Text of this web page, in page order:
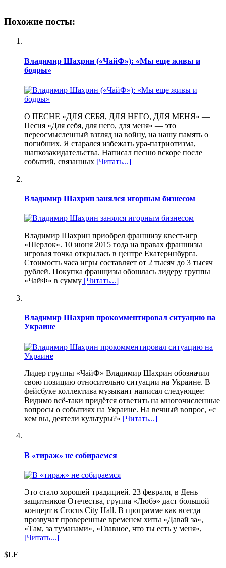
Похожие посты:
Владимир Шахрин («ЧайФ»): «Мы еще живы и
бодры»
О ПЕСНЕ «ДЛЯ СЕБЯ, ДЛЯ НЕГО, ДЛЯ МЕНЯ» —
Песня «Для себя, для него, для меня» — это
переосмысленный взгляд на войну, на нашу память о
погибших. Я старался избежать ура-патриотизма,
шапкозакидательства. Написал песню вскоре после
событий, связанных [Читать...]
Владимир Шахрин занялся игорным бизнесом
Владимир Шахрин приобрел франшизу квест-игр
«Шерлок». 10 июня 2015 года на правах франшизы
игровая точка открылась в центре Екатеринбурга.
Стоимость часа игры составляет от 2 тысяч до 3 тысяч
рублей. Покупка франщизы обошлась лидеру группы
«ЧайФ» в сумму [Читать...]
Владимир Шахрин прокомментировал ситуацию на
Украине
Лидер группы «ЧайФ» Владимир Шахрин обозначил
свою позицию относительно ситуации на Украине. В
фейсбуке коллектива музыкант написал следующее: –
Видимо всё-таки придётся ответить на многочисленные
вопросы о событиях на Украине. На вечный вопрос, «с
кем вы, деятели культуры?» [Читать...]
В «тираж» не собираемся
Это стало хорошей традицией. 23 февраля, в День
защитников Отечества, группа «Любэ» даст большой
концерт в Crocus City Hall. В программе как всегда
прозвучат проверенные временем хиты «Давай за»,
«Там, за туманами», «Главное, что ты есть у меня»,
[Читать...]
$LF